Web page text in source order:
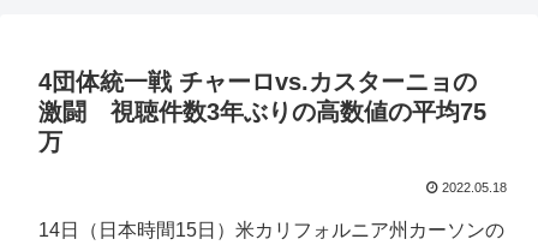
4団体統一戦 チャーロvs.カスターニョの
激闘 視聴件数3年ぶりの高数値の平均75
万
2022.05.18
14日（日本時間15日）米カリフォルニア州カーソンの